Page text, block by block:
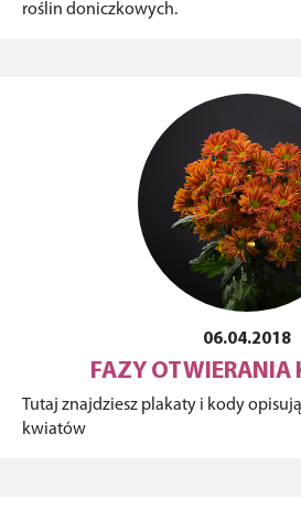
roślin doniczkowych.
06.04.2018
FAZY ​​OTWIERANIA
Tutaj znajdziesz plakaty i kody
kwiatów